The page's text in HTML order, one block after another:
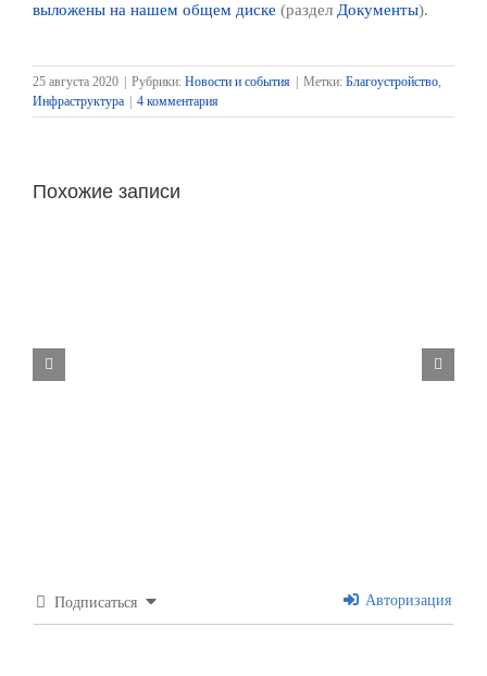
выложены на нашем общем диске (раздел Документы).
25 августа 2020 Рубрики: Новости и события Метки: Благоустройство,
Инфраструктура
4 комментария
Похожие записи
Изменение тарифа на содержание и
Подписаться Авторизация